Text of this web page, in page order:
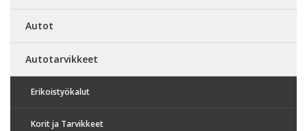
Autot
Autotarvikkeet
Erikoistyökalut
Korit ja Tarvikkeet